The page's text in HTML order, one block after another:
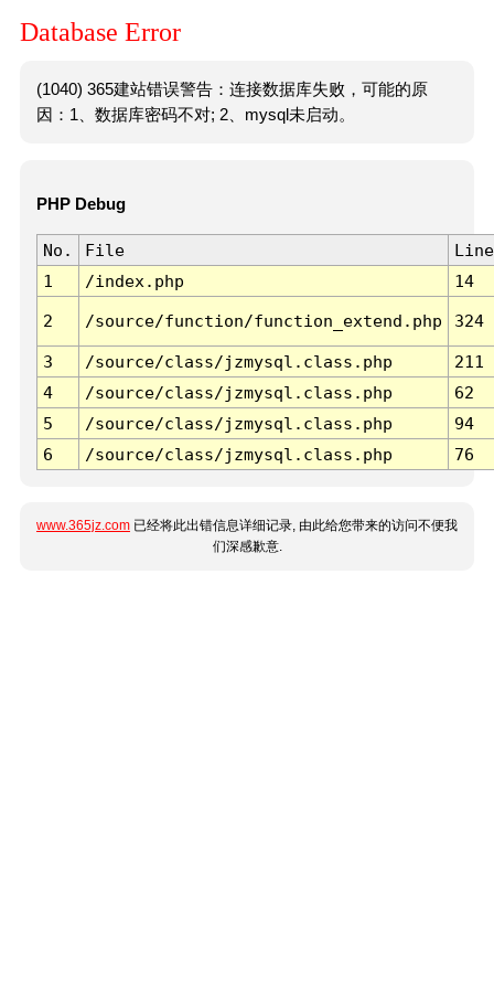
Database Error
(1040) 365建站错误警告：连接数据库失败，可能的原
因：1、数据库密码不对; 2、mysql未启动。
PHP Debug
No. File
Line
1
/index.php 14
2 /source/function/function_extend.php 324
3 /source/class/jzmysql.class.php
211
4
/source/class/jzmysql.class.php
62
5
/source/class/jzmysql.class.php
94
6
/source/class/jzmysql.class.php 76
www.365jz.com 已经将此出错信息详细记录, 由此给您带来的访问不便我
们深感歉意.